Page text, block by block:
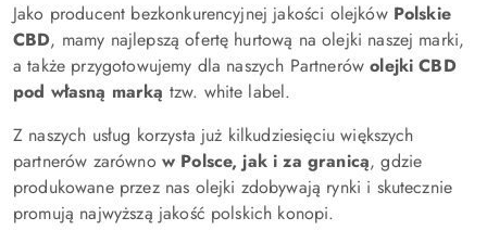
Jako producent bezkonkurencyjnej jakości olejków Polskie
CBD, mamy najlepszą ofertę hurtową na olejki naszej marki,
a także przygotowujemy dla naszych Partnerówolejki CBD
pod własną marką tzw. white label.
Z naszych usług korzysta już kilkudziesięciu większych
partnerów zarówno w Polsce, jak i za granicą, gdzie
produkowane przez nas olejki zdobywają rynki i skutecznie
promują najwyższą jakość polskich konopi.